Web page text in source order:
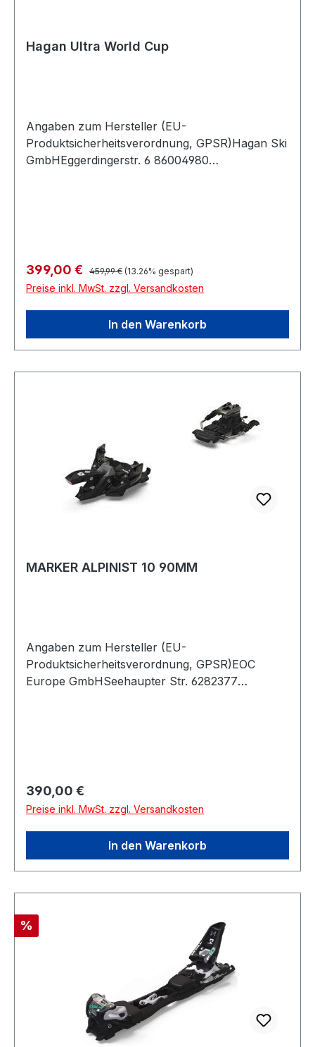
Hagan Ultra World Cup
Angaben zum Hersteller (EU-
Produktsicherheitsverordnung, GPSR)Hagan Ski
GmbHEggerdingerstr. 6 86004980
Verkaufspreis:
399,00 € Regulärer Preis:
459,99 € (13.26% gespart)
Preise inkl. MwSt. zzgl. Versandkosten
In den Warenkorb
MARKER ALPINIST 10 90MM
Angaben zum Hersteller (EU-
Produktsicherheitsverordnung, GPSR)EOC
Europe GmbHSeehaupter Str. 6282377
Regulärer Preis:
390,00 €
Preise inkl. MwSt. zzgl. Versandkosten
In den Warenkorb
Rabatt
%